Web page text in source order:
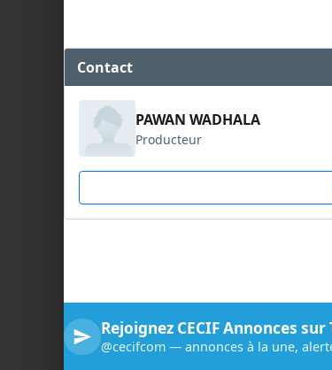
Contact
PAWAN WADHALA
Producteur
Rejoignez CECIF Annonces
@cecifcom — annonces à la une,